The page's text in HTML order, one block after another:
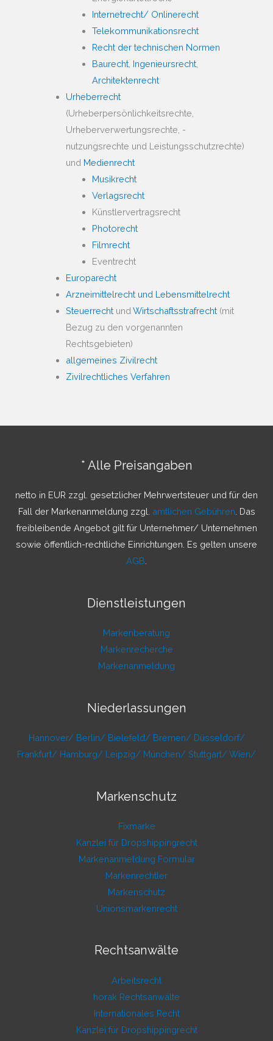
Internetrecht/ Onlinerecht
Telekommunikationsrecht
Recht der technischen Normen
Baurecht Ingenieursrecht
Architektenrecht
Urheberrecht
(Urheberpersönlichkeitsrechte,
Urheberverwertungsrechte, -
nutzungsrechte und Leistungsschutzrechte)
und Medienrecht
Musikrecht
Verlagsrecht
Künstlervertragsrecht
Photorecht
Filmrecht
Eventrecht
Europarecht
Arzneimittelrecht und Lebensmittelrecht
Steuerrechtund Wirtschaftsstrafrecht(mit
Bezug zu den vorgenannten
Rechtsgebieten)
allgemeines Zivilrecht
Zivilrechtliches Verfahren
* Alle Preisangaben
netto in EUR zzgl. gesetzlicher Mehrwertsteuer und für den
Fall der Markenanmeldung zzgl. amtlichen Gebühren . Das
freibleibende Angebot gilt für Unternehmer/ Unternehmen
sowie öffentlich-rechtliche Einrichtungen. Es gelten unsere
AGB
Dienstleistungen
Markenberatung
Markenrecherche
Markenanmeldung
Niederlassungen
Hannover/ Berlin/ Bielefeld/ Bremen/ Düsseldorf/
Frankfurt/ Hamburg/ Leipzig/ München/ Stuttgart/ Wien/
Markenschutz
Fixmarke
Kanzlei für Dropshippingrecht
Markenanmeldung Formular
Markenrechtler
Markenschutz
Unionsmarkenrecht
Rechtsanwälte
Arbeitsrecht
horak Rechtsanwälte
Internationales Recht
Kanzlei für Dropshippingrecht